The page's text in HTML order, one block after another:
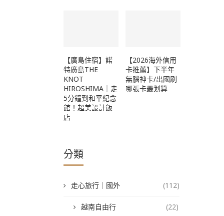
【廣島住宿】諾
特廣島THE
KNOT
HIROSHIMA｜走
5分鐘到和平紀念
館！超美設計飯
店
【2026海外信用
卡推薦】下半年
無腦神卡/出國刷
哪張卡最划算
分類
走心旅行｜國外 (112)
越南自由行 (22)